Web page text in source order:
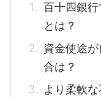
百十四銀
とは？
資金使途
合は？
より柔軟